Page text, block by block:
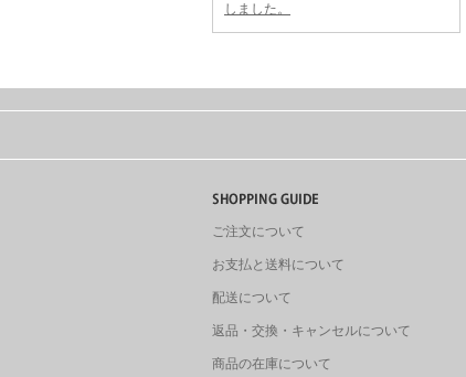
しました。
ご注文について
お支払と送料について
配送について
返品・交換・キャンセルについて
商品の在庫について